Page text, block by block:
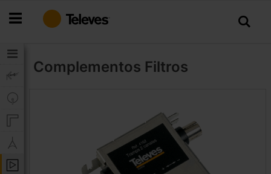
para
Complementos Filtros